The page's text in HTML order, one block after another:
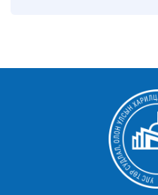
гавьяаны улаан тугийн
УТСОУХНУС-ийн Улс төр
ахмад багш
гавьяаны улаан тугийн
УТСОУХНУС-ийн Улс төр
ахмад багш